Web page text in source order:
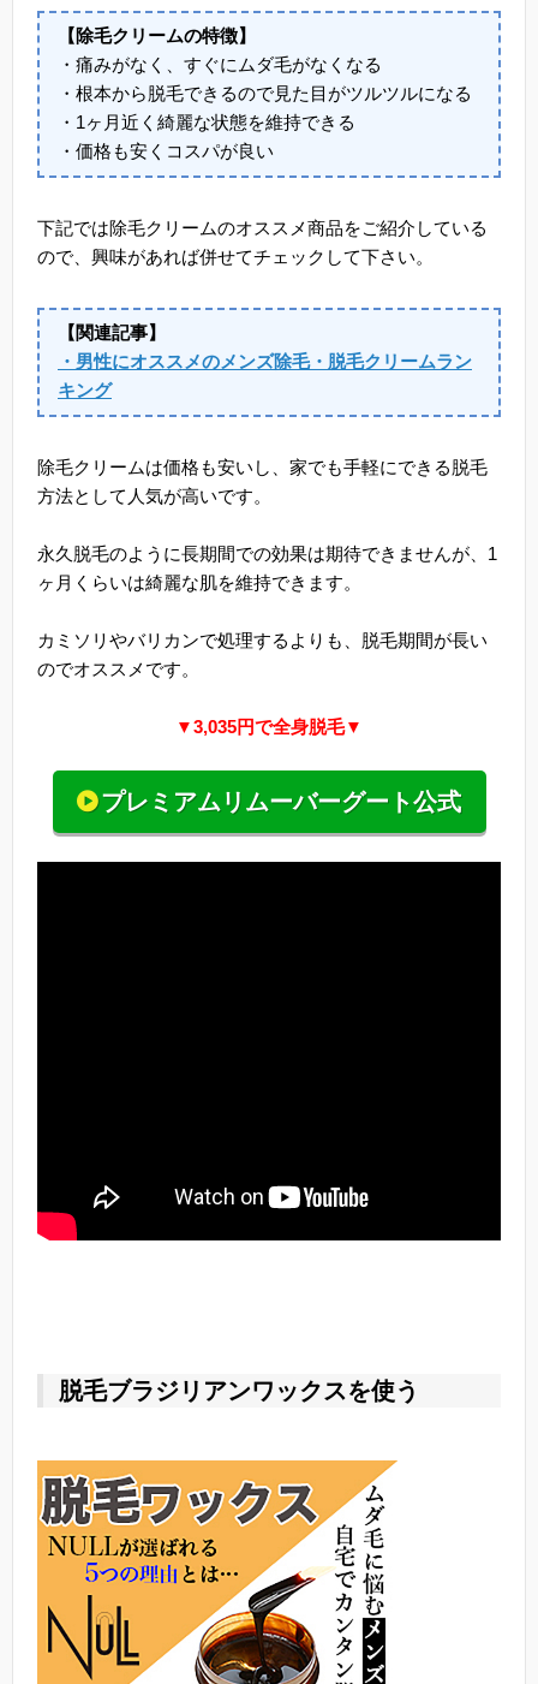
【除毛クリームの特徴】
・痛みがなく、すぐにムダ毛がなくなる
・根本から脱毛できるので見た目がツルツルになる
・1ヶ月近く綺麗な状態を維持できる
・価格も安くコスパが良い
下記では除毛クリームのオススメ商品をご紹介している
ので、興味があれば併せてチェックして下さい。
【関連記事】
・男性にオススメのメンズ除毛・脱毛クリームラン
キング
除毛クリームは価格も安いし、家でも手軽にできる脱毛
方法として人気が高いです。
永久脱毛のように長期間での効果は期待できませんが、1
ヶ月くらいは綺麗な肌を維持できます。
カミソリやバリカンで処理するよりも、脱毛期間が長い
のでオススメです。
▼3,035円で全身脱毛▼
プレミアムリムーバーグート公式
脱毛ブラジリアンワックスを使う